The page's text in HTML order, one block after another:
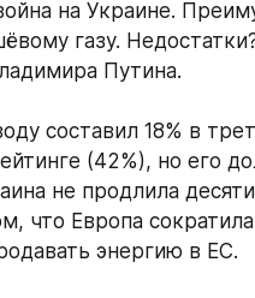
на Украине.
газу.
Путина.
составил 18% в
(42%), но его
не продлила
что Европа
энергию в ЕС.